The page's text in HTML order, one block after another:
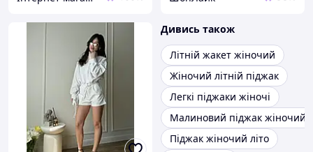
Дивись також
Літній жакет жіночий
Жіночий літній піджак
Легкі піджаки жіночі
Малиновий піджак жіночий
Піджак жіночий літо